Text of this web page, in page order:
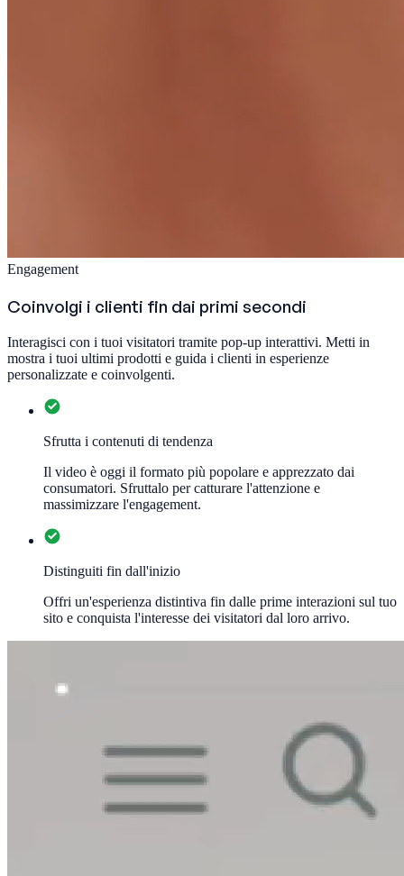
Engagement
Coinvolgi i clienti fin dai primi secondi
Interagisci con i tuoi visitatori tramite pop-up interattivi. Metti in
mostra i tuoi ultimi prodotti e guida i clienti in esperienze
personalizzate e coinvolgenti.
Sfrutta i contenuti di tendenza
Il video è oggi il formato più popolare e apprezzato dai
consumatori. Sfruttalo per catturare l'attenzione e
massimizzare l'engagement.
Distinguiti fin dall'inizio
Offri un'esperienza distintiva fin dalle prime interazioni sul tuo
sito e conquista l'interesse dei visitatori dal loro arrivo.